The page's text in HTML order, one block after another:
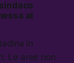
al
in
Le aree non